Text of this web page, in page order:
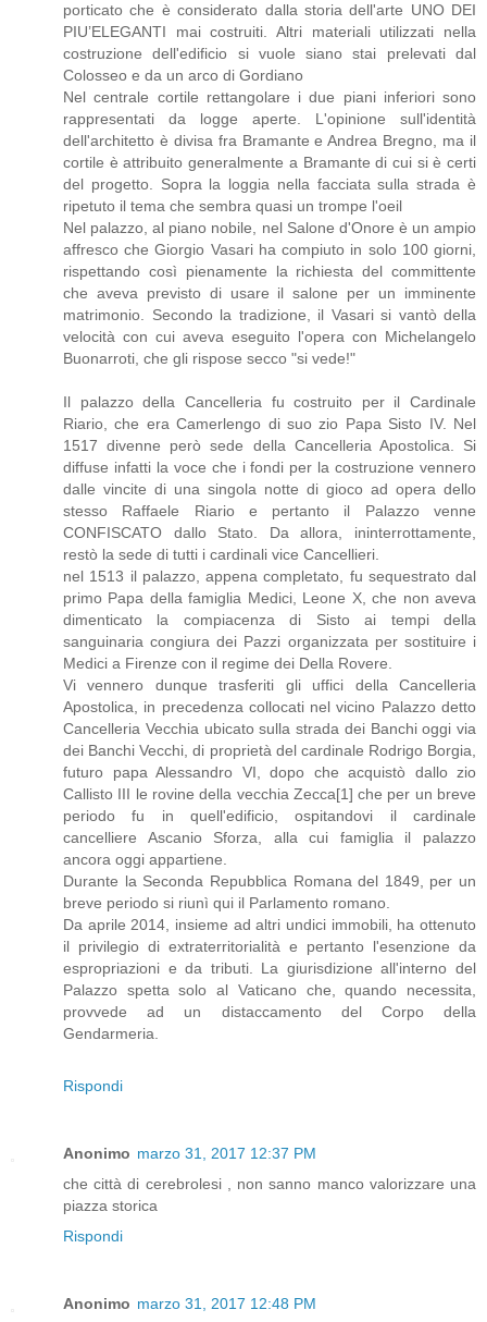
porticato che è considerato dalla storia dell'arte UNO DEI
PIU’ELEGANTI mai costruiti. Altri materiali utilizzati nella
costruzione dell'edificio si vuole siano stai prelevati dal
Colosseo e da un arco di Gordiano
Nel centrale cortile rettangolare i due piani inferiori sono
rappresentati da logge aperte. L'opinione sull'identità
dell'architetto è divisa fra Bramante e Andrea Bregno, ma il
cortile è attribuito generalmente a Bramante di cui si è certi
del progetto. Sopra la loggia nella facciata sulla strada è
ripetuto il tema che sembra quasi un trompe l'oeil
Nel palazzo, al piano nobile, nel Salone d'Onore è un ampio
affresco che Giorgio Vasari ha compiuto in solo 100 giorni,
rispettando così pienamente la richiesta del committente
che aveva previsto di usare il salone per un imminente
matrimonio. Secondo la tradizione, il Vasari si vantò della
velocità con cui aveva eseguito l'opera con Michelangelo
Buonarroti, che gli rispose secco "si vede!"
Il palazzo della Cancelleria fu costruito per il Cardinale
Riario, che era Camerlengo di suo zio Papa Sisto IV. Nel
1517 divenne però sede della Cancelleria Apostolica. Si
diffuse infatti la voce che i fondi per la costruzione vennero
dalle vincite di una singola notte di gioco ad opera dello
stesso Raffaele Riario e pertanto il Palazzo venne
CONFISCATO dallo Stato. Da allora, ininterrottamente,
restò la sede di tutti i cardinali vice Cancellieri.
nel 1513 il palazzo, appena completato, fu sequestrato dal
primo Papa della famiglia Medici, Leone X, che non aveva
dimenticato la compiacenza di Sisto ai tempi della
sanguinaria congiura dei Pazzi organizzata per sostituire i
Medici a Firenze con il regime dei Della Rovere.
Vi vennero dunque trasferiti gli uffici della Cancelleria
Apostolica, in precedenza collocati nel vicino Palazzo detto
Cancelleria Vecchia ubicato sulla strada dei Banchi oggi via
dei Banchi Vecchi, di proprietà del cardinale Rodrigo Borgia,
futuro papa Alessandro VI, dopo che acquistò dallo zio
Callisto III le rovine della vecchia Zecca[1] che per un breve
periodo fu in quell'edificio, ospitandovi il cardinale
cancelliere Ascanio Sforza, alla cui famiglia il palazzo
ancora oggi appartiene.
Durante la Seconda Repubblica Romana del 1849, per un
breve periodo si riunì qui il Parlamento romano.
Da aprile 2014, insieme ad altri undici immobili, ha ottenuto
il privilegio di extraterritorialità e pertanto l'esenzione da
espropriazioni e da tributi. La giurisdizione all'interno del
Palazzo spetta solo al Vaticano che, quando necessita,
provvede ad un distaccamento del Corpo della
Gendarmeria.
Rispondi
Anonimo marzo 31, 2017 12:37 PM
che città di cerebrolesi , non sanno manco valorizzare una
piazza storica
Rispondi
Anonimo marzo 31, 2017 12:48 PM